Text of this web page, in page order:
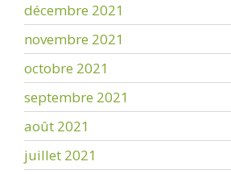
décembre 2021
novembre 2021
octobre 2021
septembre 2021
août 2021
juillet 2021